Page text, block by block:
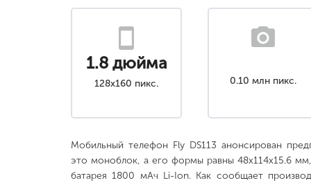
1.8 дюйма
128x160 пикс. 0.10 млн пикс.
Мобильный телефон Fly DS113 анонсирован
это моноблок, а его формы равны 48x114x15.6
батарея 1800 мАч Li-Ion. Как сообщает